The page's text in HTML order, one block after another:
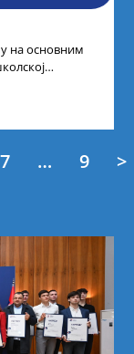
на основним
7 … 9 >